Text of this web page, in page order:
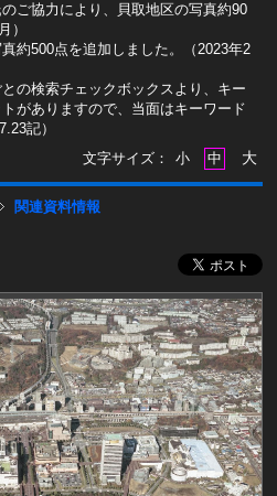
ご協力により、貝取地区の写真約90
）
約500点を追加しました。（2023年2
の検索チェックボックスより、キー
がありますので、当面はキーワード
記）
文字サイズ：
小 中 大
関連資料情報